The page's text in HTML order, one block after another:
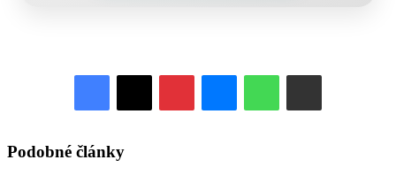
PinterestMessengerWhatsAppShare via Email
Podobné články